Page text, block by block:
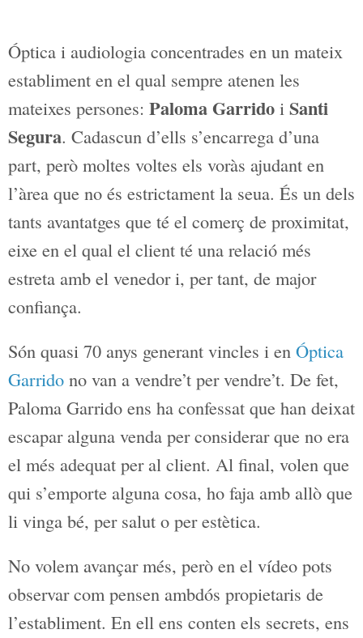
Óptica i audiologia concentrades en un
mateix establiment en el qual sempre
atenen les mateixes persones:Paloma
GarridoiSanti Segura. Cadascun d’ells
s’encarrega d’una part, però moltes
voltes els voràs ajudant en l’àrea que no
és estrictament la seua. És un dels tants
avantatges que té el comerç de
proximitat, eixe en el qual el client té una
relació més estreta amb el venedor i, per
tant, de major confiança.
Són quasi 70 anys generant vincles i en
Óptica Garridono van a vendre’t per
vendre’t. De fet, Paloma Garrido ens ha
confessat que han deixat escapar alguna
venda per considerar que no era el més
adequat per al client. Al final, volen que
qui s’emporte alguna cosa, ho faja amb
allò que li vinga bé, per salut o per
estètica.